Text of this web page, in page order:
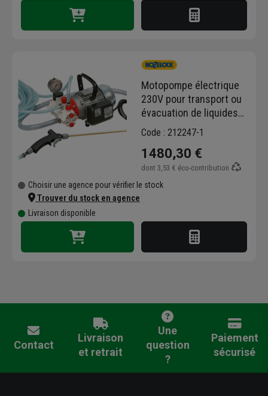
Motopompe électrique
230V pour transport ou
évacuation de liquides
industriels - pression 6
Code : 212247-1
1480,30 €
dont 3,53 € éco-contribution
Choisir une agence pour vérifier le stock
Trouver du stock en agence
Livraison disponible
Contact
Livraison
et retrait
Une
question
?
Paiement
sécurisé